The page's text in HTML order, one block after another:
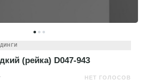
(рейка) D047-943
НЕТ ГОЛОСОВ